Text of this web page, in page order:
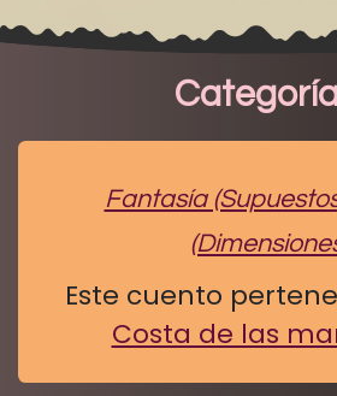
Fantasía
Este cuento
Costa de las